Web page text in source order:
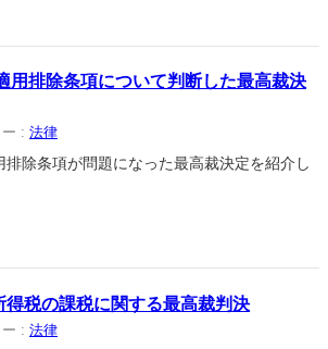
用排除条項について判断した最高裁決
ー : 法律
除条項が問題になった最高裁決定を紹介し
税の課税に関する最高裁判決
ー : 法律